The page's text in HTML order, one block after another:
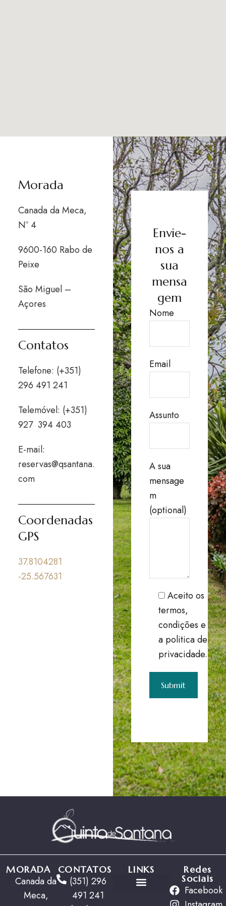
Morada
Canada da Meca,
Nº 4
9600-160 Rabo de
Peixe
São Miguel –
Açores
Contatos
Telefone: (+351)
296 491 241
Telemóvel: (+351)
927 394 403
E-mail:
reservas@qsantana.
com
Coordenadas
GPS
37.8104281
-25.567631
Envie-
nos a
sua
mensa
gem
Nome
Email
Assunto
A sua
mensage
m
(optional)
Aceito os
termos,
condições e
a politica de
privacidade.
MORADA
Canada da
Meca,
CONTATOS
(351) 296
491 241
LINKS Redes
Sociais
Facebook